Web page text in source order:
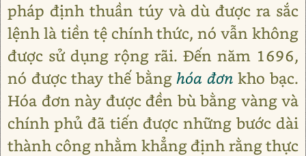
pháp định thuần túy và dù được ra sắc
lệnh là tiền tệ chính thức, nó vẫn không
được sử dụng rộng rãi. Đến năm 1696,
nó được thay thế bằnghóa đơn kho bạc.
Hóa đơn này được đền bù bằng vàng và
chính phủ đã tiến được những bước dài
thành công nhằm khẳng định rằng thực